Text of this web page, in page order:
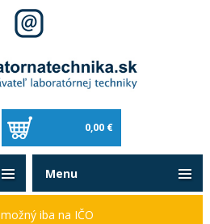
0,00 €
iba na IČO
Menu